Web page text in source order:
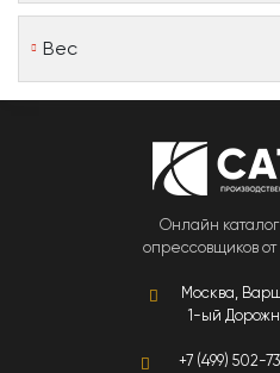
Вес
Онлайн каталог
опрессовщиков
Москва,
1-ый
+7 (499) 502-